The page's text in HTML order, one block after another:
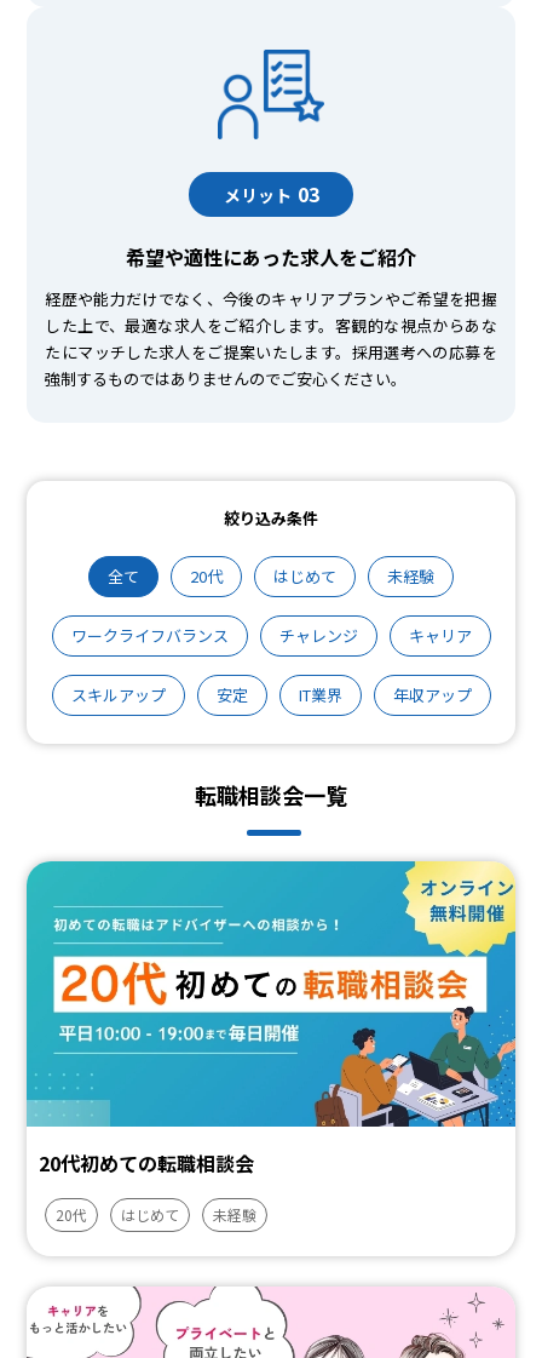
メリット 03
希望や適性にあった求人をご紹介
経歴や能力だけでなく、今後のキャリアプランやご希望を把握
した上で、最適な求人をご紹介します。客観的な視点からあな
たにマッチした求人をご提案いたします。採用選考への応募を
強制するものではありませんのでご安心ください。
絞り込み条件
全て 20代 はじめて 未経験
ワークライフバランス チャレンジ キャリア
スキルアップ 安定 IT業界 年収アップ
転職相談会一覧
20代初めての転職相談会
20代 はじめて 未経験